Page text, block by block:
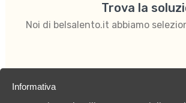
Trova la
Noi di belsalento.it abbiamo
Informativa